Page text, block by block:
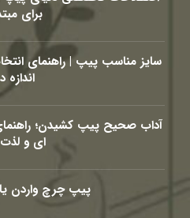
برای
سایز مناسب پیپ | راهنمای
آداب صحیح پیپ کشیدن؛
ای و
پیپ چرچ واردن